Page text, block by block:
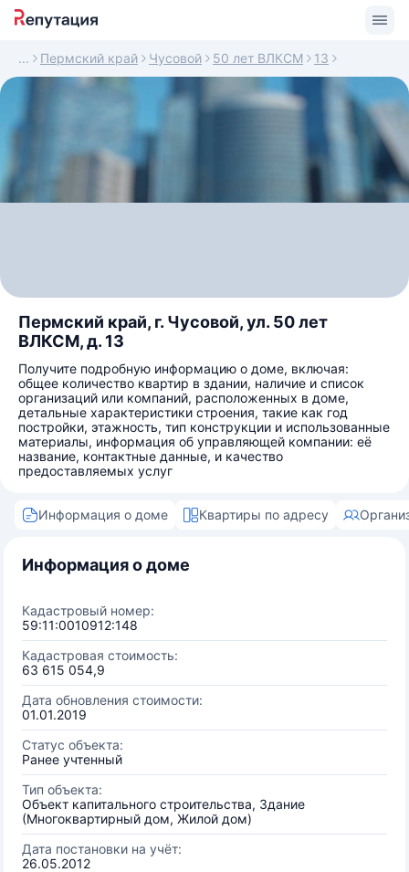
Пермский край Чусовой 50 лет ВЛКСМ 13
Пермский край, г. Чусовой, ул. 50 лет
ВЛКСМ, д. 13
Получите подробную информацию о доме, включая:
общее количество квартир в здании, наличие и список
организаций или компаний, расположенных в доме,
детальные характеристики строения, такие как год
постройки, этажность, тип конструкции и использованные
материалы, информация об управляющей компании: её
название, контактные данные, и качество
предоставляемых услуг
Информация о доме Квартиры по адресу
Информация о доме
Кадастровый номер:
59:11:0010912:148
Кадастровая стоимость:
63 615 054,9
Дата обновления стоимости:
01.01.2019
Статус объекта:
Ранее учтенный
Тип объекта:
Объект капитального строительства, Здание
(Многоквартирный дом, Жилой дом)
Дата постановки на учёт:
26.05.2012